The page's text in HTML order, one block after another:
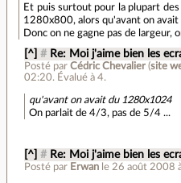
Et puis surtout pour la plupart des
1280x800, alors qu'avant on
Donc on ne gagne pas de largeur,
[^] # Re: Moi j'aime bien les
Posté par Cédric Chevalier(site
02:20. Évalué à 4.
qu'avant on avait du 1280x1024
On parlait de 4/3, pas de 5/4 ...
[^] # Re: Moi j'aime bien les
Posté par Erwan le 26 août 2008